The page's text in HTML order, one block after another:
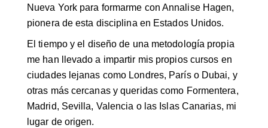
Nueva York para formarme con Annalise Hagen,
pionera de esta disciplina en Estados Unidos.
El tiempo y el diseño de una metodología propia
me han llevado a impartir mis propios cursos en
ciudades lejanas como Londres, París o Dubai, y
otras más cercanas y queridas como Formentera,
Madrid, Sevilla, Valencia o las Islas Canarias, mi
lugar de origen.